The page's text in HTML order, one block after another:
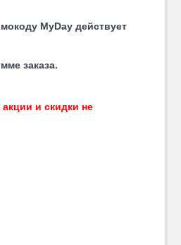
MyDay действует
заказа.
и скидки не